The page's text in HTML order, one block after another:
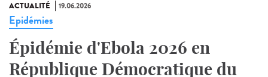
ACTUALITÉ 19.06.2026
Epidémies
Épidémie d'Ebola 2026 en
République Démocratique du